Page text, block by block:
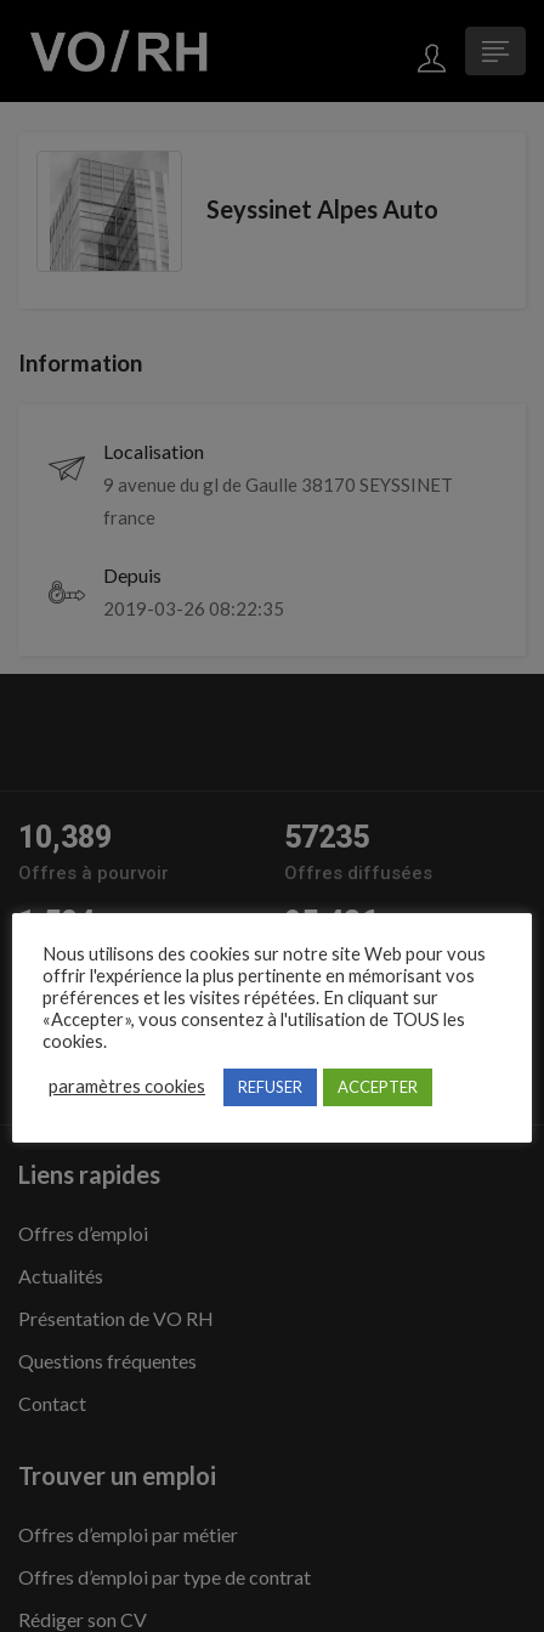
Seyssinet Alpes Auto
Information
Localisation
9 avenue du gl de Gaulle 38170 SEYSSINET
france
Depuis
2019-03-26 08:22:35
10,389
Offres à pourvoir
57235
Offres diffusées
1,504
Entreprises
95,486
Candidats
Nous suivre
Liens rapides
Offres d’emploi
Actualités
Présentation de VO RH
Questions fréquentes
Contact
Trouver un emploi
Offres d’emploi par métier
Offres d’emploi par type de contrat
Rédiger son CV
Nous utilisons des cookies sur notre site Web pour vous
offrir l'expérience la plus pertinente en mémorisant vos
préférences et les visites répétées. En cliquant sur
«Accepter», vous consentez à l'utilisation de TOUS les
cookies.
paramètres cookies REFUSER ACCEPTER